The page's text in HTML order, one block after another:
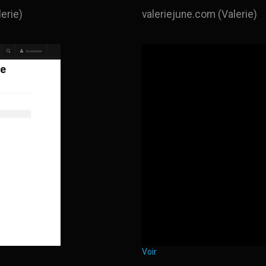
valeriejune.com (Valerie)
Voir